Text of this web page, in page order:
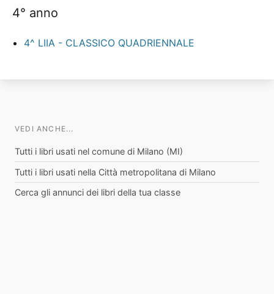
4° anno
4^ LIIA - CLASSICO QUADRIENNALE
VEDI ANCHE...
Tutti i libri usati nel comune di Milano (MI)
Tutti i libri usati nella Città metropolitana di Milano
Cerca gli annunci dei libri della tua classe